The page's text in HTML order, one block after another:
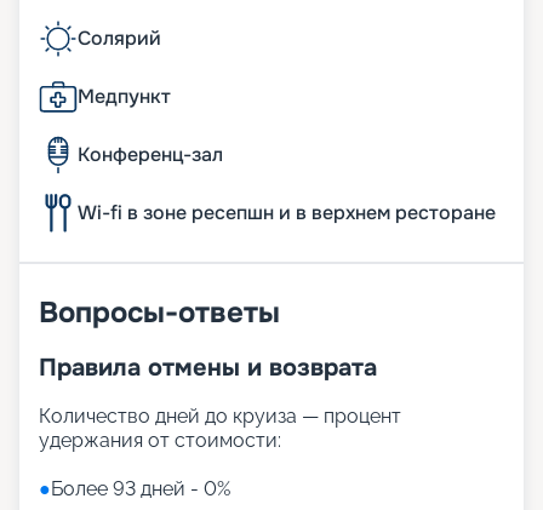
Солярий
Медпункт
Конференц-зал
Wi-fi в зоне ресепшн и в верхнем ресторане
Вопросы-ответы
Правила отмены и возврата
Количество дней до круиза — процент
удержания от стоимости:
●Более 93 дней - 0%